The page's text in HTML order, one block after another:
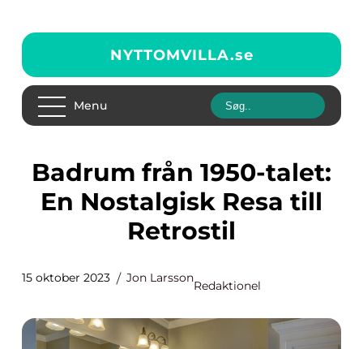
NYTTOMVILLA.se
Menu
Badrum från 1950-talet:
En Nostalgisk Resa till
Retrostil
15 oktober 2023 Jon Larsson
Redaktionel